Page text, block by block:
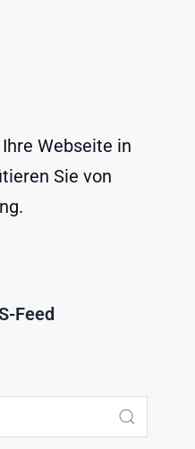
Webseite in
Sie von
Feed